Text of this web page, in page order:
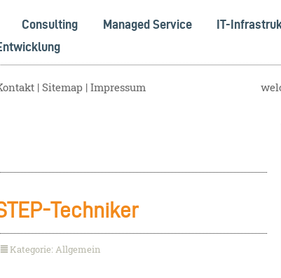
Consulting Managed Service
IT-
Sitemap Impressum
Techniker
Kategorie: Allgemein